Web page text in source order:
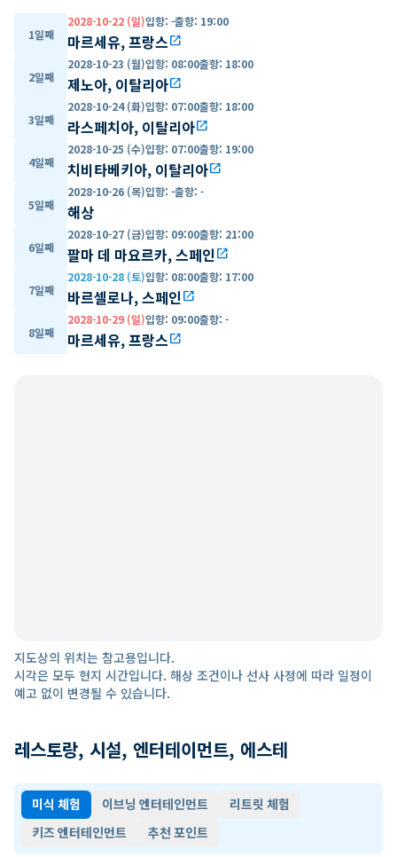
1일째
2028-10-22 (일)입항: -출항: 19:00
마르세유, 프랑스open_in_new
2일째
2028-10-23 (월)입항: 08:00출항: 18:00
제노아, 이탈리아open_in_new
3일째
2028-10-24 (화)입항: 07:00출항: 18:00
라스페치아, 이탈리아open_in_new
4일째
2028-10-25 (수)입항: 07:00출항: 19:00
치비타베키아, 이탈리아open_in_new
5일째
2028-10-26 (목)입항: -출항: -
해상
6일째
2028-10-27 (금)입항: 09:00출항: 21:00
팔마 데 마요르카, 스페인open_in_new
7일째
2028-10-28 (토)입항: 08:00출항: 17:00
바르셀로나, 스페인open_in_new
8일째
2028-10-29 (일)입항: 09:00출항: -
마르세유, 프랑스open_in_new
지도상의 위치는 참고용입니다.
시각은 모두 현지 시간입니다. 해상 조건이나 선사 사정에 따라 일정이
예고 없이 변경될 수 있습니다.
레스토랑, 시설, 엔터테이먼트, 에스테
미식 체험 이브닝 엔터테인먼트
리트릿 체험
키즈 엔터테인먼트
추천 포인트